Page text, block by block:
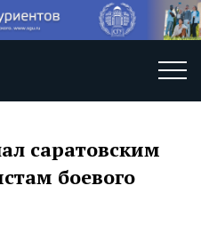
саратовским
боевого